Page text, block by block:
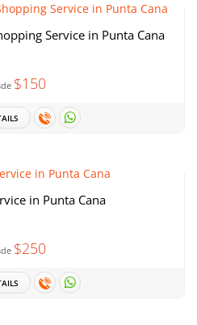
Service in Punta Cana
$150
in Punta Cana
$250